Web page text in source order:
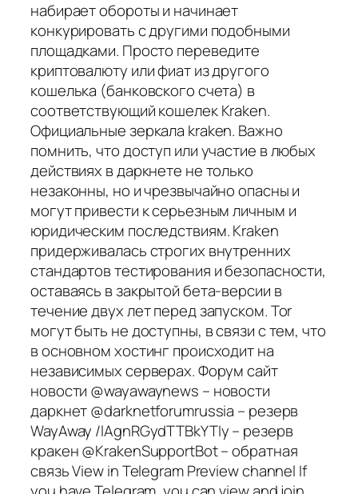
набирает обороты и начинает
конкурировать с другими подобными
площадками. Просто переведите
криптовалюту или фиат из другого
кошелька (банковского счета) в
соответствующий кошелек Kraken.
Официальные зеркала kraken. Важно
помнить, что доступ или участие в любых
действиях в даркнете не только
незаконны, но и чрезвычайно опасны и
могут привести к серьезным личным и
юридическим последствиям. Kraken
придерживалась строгих внутренних
стандартов тестирования и безопасности,
оставаясь в закрытой бета-версии в
течение двух лет перед запуском. Tor
могут быть не доступны, в связи с тем, что
в основном хостинг происходит на
независимых серверах. Форум сайт
новости @wayawaynews – новости
даркнет @darknetforumrussia – резерв
WayAway /lAgnRGydTTBkYTIy – резерв
кракен @KrakenSupportBot – обратная
связь View in Telegram Preview channel If